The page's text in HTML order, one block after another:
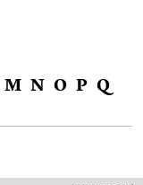
M N O P Q